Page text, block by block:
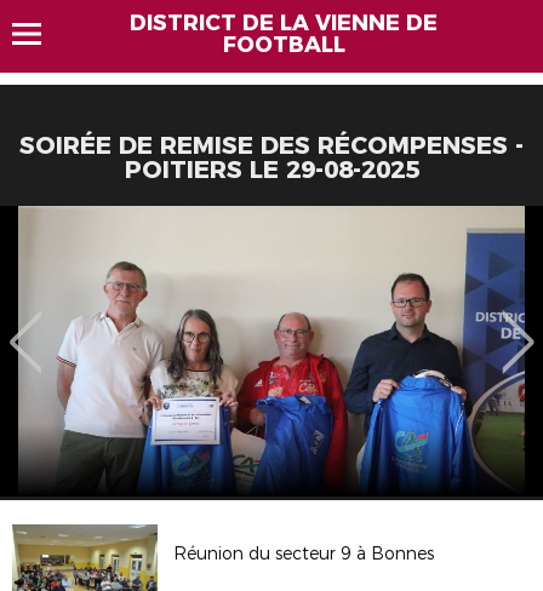
DISTRICT DE LA VIENNE DE
FOOTBALL
SOIRÉE DE REMISE DES RÉCOMPENSES -
POITIERS LE 29-08-2025
Réunion du secteur 9 à Bonnes